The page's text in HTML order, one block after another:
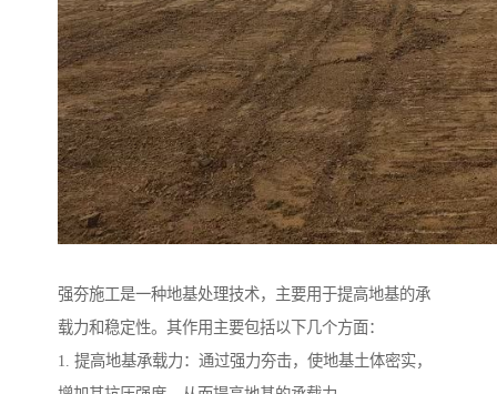
强夯施工是一种地基处理技术，主要用于提高地基的承
载力和稳定性。其作用主要包括以下几个方面：
1. 提高地基承载力：通过强力夯击，使地基土体密实，